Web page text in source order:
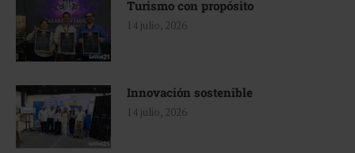
Turismo con propósito
14 julio, 2026
Innovación sostenible
14 julio, 2026